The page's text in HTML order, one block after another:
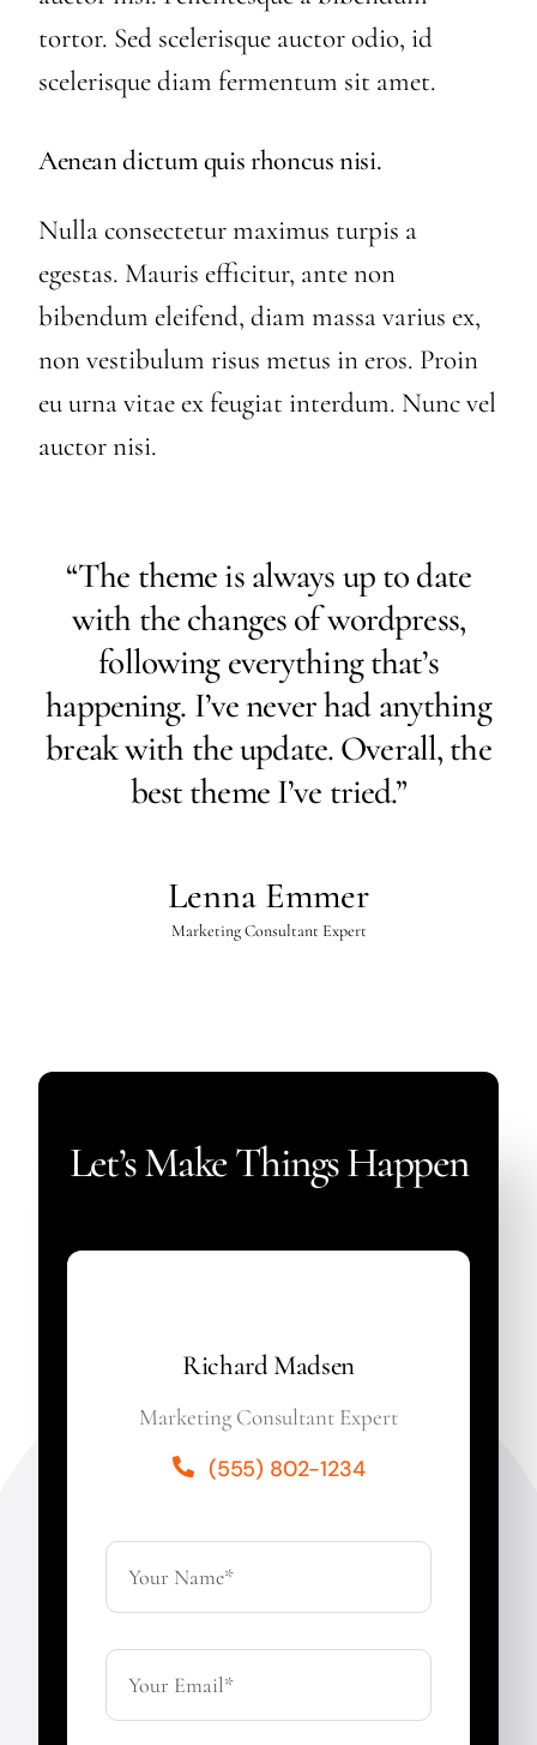
tortor. Sed scelerisque auctor odio, id
scelerisque diam fermentum sit amet.
Aenean dictum quis rhoncus nisi.
Nulla consectetur maximus turpis a
egestas. Mauris efficitur, ante non
bibendum eleifend, diam massa varius ex,
non vestibulum risus metus in eros. Proin
eu urna vitae ex feugiat interdum. Nunc vel
auctor nisi.
“The theme is always up to date
with the changes of wordpress,
following everything that’s
happening. I’ve never had anything
break with the update. Overall, the
best theme I’ve tried.”
Lenna Emmer
Marketing Consultant Expert
Let’s Make Things Happen
Richard Madsen
Marketing Consultant Expert
(555) 802-1234